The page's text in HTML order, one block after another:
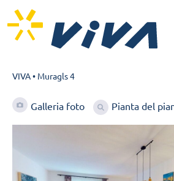
VIVA• Muragls 4
Galleria foto Pianta del